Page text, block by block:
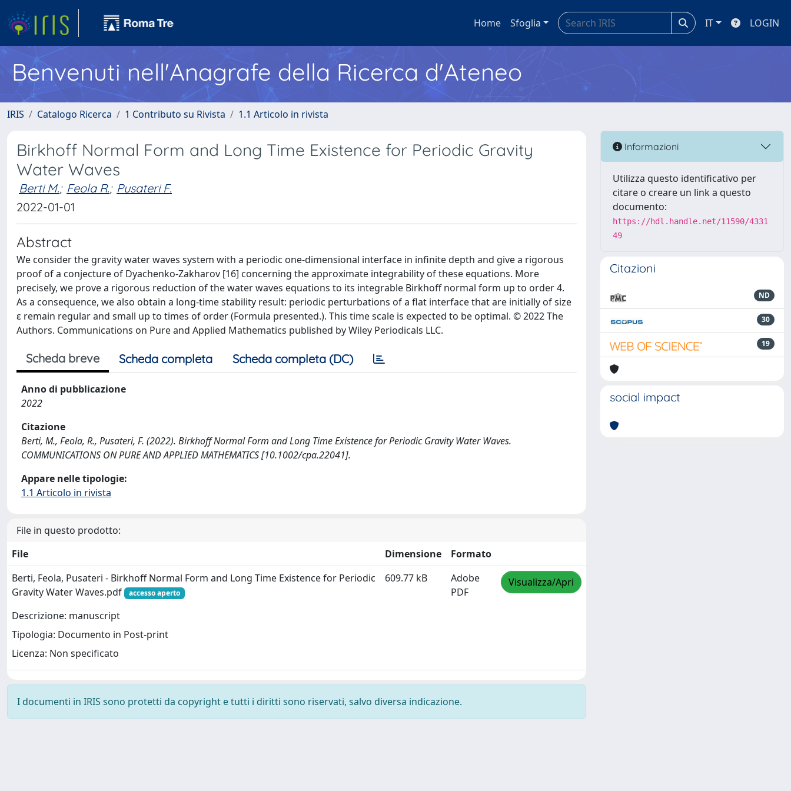
Home Sfoglia IT LOGIN
Benvenuti nell'Anagrafe della Ricerca d'Ateneo
IRIS Catalogo Ricerca 1 Contributo su Rivista 1.1 Articolo in rivista
Birkhoff Normal Form and Long Time Existence for Periodic Gravity
Water Waves
Berti M.; Feola R.; Pusateri F.
2022-01-01
Abstract
We consider the gravity water waves system with a periodic one-dimensional interface in infinite depth and give a rigorous
proof of a conjecture of Dyachenko-Zakharov [16] concerning the approximate integrability of these equations. More
precisely, we prove a rigorous reduction of the water waves equations to its integrable Birkhoff normal form up to order 4.
As a consequence, we also obtain a long-time stability result: periodic perturbations of a flat interface that are initially of size
ε remain regular and small up to times of order (Formula presented.). This time scale is expected to be optimal. © 2022 The
Authors. Communications on Pure and Applied Mathematics published by Wiley Periodicals LLC.
Scheda breve Scheda completa Scheda completa (DC)
Anno di pubblicazione
2022
Citazione
Berti, M., Feola, R., Pusateri, F. (2022). Birkhoff Normal Form and Long Time Existence for Periodic Gravity Water Waves.
COMMUNICATIONS ON PURE AND APPLIED MATHEMATICS [10.1002/cpa.22041].
Appare nelle tipologie:
1.1 Articolo in rivista
File in questo prodotto:
File
Dimensione
Formato
Berti, Feola, Pusateri - Birkhoff Normal Form and Long Time Existence for Periodic
Gravity Water Waves.pdf
accesso aperto
Descrizione: manuscript
Tipologia: Documento in Post-print
Licenza: Non specificato
609.77 kB
Adobe
PDF
Visualizza/Apri
I documenti in IRIS sono protetti da copyright e tutti i diritti sono riservati, salvo diversa indicazione.
Informazioni
Utilizza questo identificativo per
citare o creare un link a questo
documento:
https://hdl.handle.net/11590/4331
49
Citazioni
ND
30
19
social impact